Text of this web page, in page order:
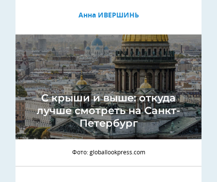
Анна ИВЕРШИНЬ
С крыши и выше: откуда
лучше смотреть на Санкт-
Петербург
Фото: globallookpress.com